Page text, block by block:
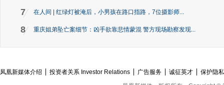
7 在人间 | 红绿灯被淹后，小男孩在路口指路，7位摄影师...
8 重庆姐弟坠亡案细节：凶手欲靠悲情蒙混 警方现场勘察发现...
凤凰新媒体介绍 投资者关系 Investor Relations 广告服务 诚征英才
保护隐